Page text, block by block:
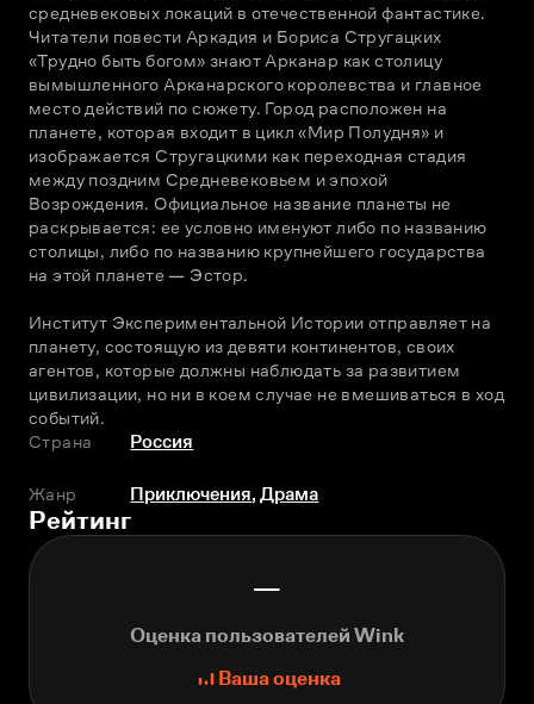
средневековых локаций в отечественной фантастике.
Читатели повести Аркадия и Бориса Стругацких
«Трудно быть богом» знают Арканар как столицу
вымышленного Арканарского королевства и главное
место действий по сюжету. Город расположен на
планете, которая входит в цикл «Мир Полудня» и
изображается Стругацкими как переходная стадия
между поздним Средневековьем и эпохой
Возрождения. Официальное название планеты не
раскрывается: ее условно именуют либо по названию
столицы, либо по названию крупнейшего государства
на этой планете — Эстор.
Институт Экспериментальной Истории отправляет на
планету, состоящую из девяти континентов, своих
агентов, которые должны наблюдать за развитием
цивилизации, но ни в коем случае не вмешиваться в ход
событий.
Страна
Россия
Жанр Приключения,Драма
Рейтинг
—
Оценка пользователей Wink
Ваша оценка